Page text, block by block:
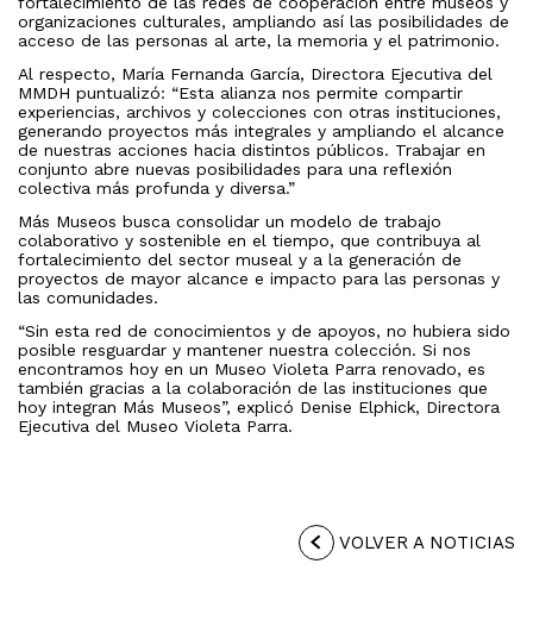
organizaciones culturales, ampliando así las posibilidades de
acceso de las personas al arte, la memoria y el patrimonio.
Al respecto, María Fernanda García, Directora Ejecutiva del
MMDH puntualizó: “Esta alianza nos permite compartir
experiencias, archivos y colecciones con otras instituciones,
generando proyectos más integrales y ampliando el alcance
de nuestras acciones hacia distintos públicos. Trabajar en
conjunto abre nuevas posibilidades para una reflexión
colectiva más profunda y diversa.”
Más Museos busca consolidar un modelo de trabajo
colaborativo y sostenible en el tiempo, que contribuya al
fortalecimiento del sector museal y a la generación de
proyectos de mayor alcance e impacto para las personas y
las comunidades.
“Sin esta red de conocimientos y de apoyos, no hubiera sido
posible resguardar y mantener nuestra colección. Si nos
encontramos hoy en un Museo Violeta Parra renovado, es
también gracias a la colaboración de las instituciones que
hoy integran Más Museos”, explicó Denise Elphick, Directora
Ejecutiva del Museo Violeta Parra.
VOLVER A NOTICIAS